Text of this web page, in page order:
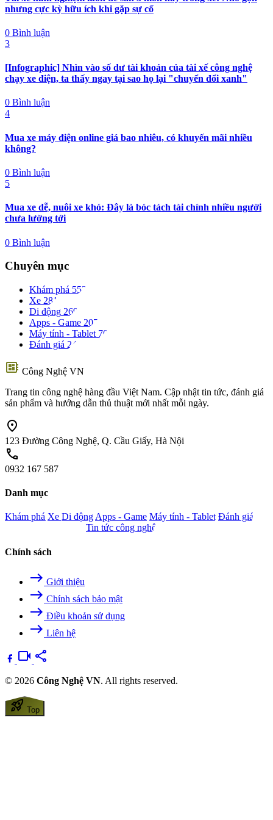
nhưng cực kỳ hữu ích khi gặp sự cố
0 Bình luận
3
[Infographic] Nhìn vào số dư tài khoản của tài xế công nghệ
chạy xe điện, ta thấy ngay tại sao họ lại "chuyển đổi xanh"
0 Bình luận
4
Mua xe máy điện online giá bao nhiêu, có khuyến mãi nhiều
không?
0 Bình luận
5
Mua xe dễ, nuôi xe khó: Đây là bóc tách tài chính nhiều người
chưa lường tới
0 Bình luận
Chuyên mục
Khám phá 553
Xe 281
Di động 269
Apps - Game 207
Máy tính - Tablet 70
Đánh giá 24
developer_board Công Nghệ VN
Trang tin công nghệ hàng đầu Việt Nam. Cập nhật tin tức, đánh giá
sản phẩm và hướng dẫn thủ thuật mới nhất mỗi ngày.
location_on
123 Đường Công Nghệ, Q. Cầu Giấy, Hà Nội
call
0932 167 587
Danh mục
Khám phá Xe Di độngApps - Game Máy tính - Tablet Đánh giá
Tin tức công nghệ
Chính sách
east Giới thiệu
east Chính sách bảo mật
east Điều khoản sử dụng
east Liên hệ
videocam share
© 2026 Công Nghệ VN. All rights reserved.
rocket_launch Top